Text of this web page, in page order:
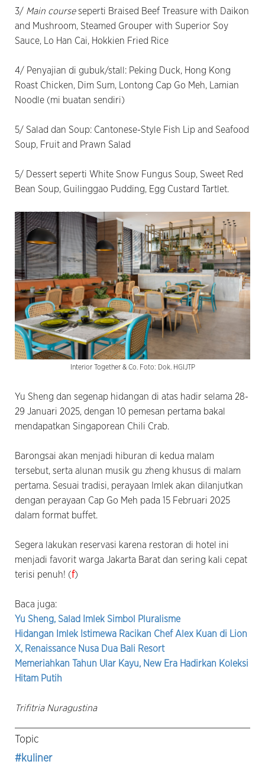
3/ Main courseseperti Braised Beef Treasure with Daikon
and Mushroom, Steamed Grouper with Superior Soy
Sauce, Lo Han Cai, Hokkien Fried Rice
4/ Penyajian di gubuk/stall: Peking Duck, Hong Kong
Roast Chicken, Dim Sum, Lontong Cap Go Meh, Lamian
Noodle (mi buatan sendiri)
5/ Salad dan Soup: Cantonese-Style Fish Lip and Seafood
Soup, Fruit and Prawn Salad
5/ Dessert seperti White Snow Fungus Soup, Sweet Red
Bean Soup, Guilinggao Pudding, Egg Custard Tartlet.
Interior Together & Co. Foto: Dok. HGIJTP
Yu Sheng dan segenap hidangan di atas hadir selama 28-
29 Januari 2025, dengan 10 pemesan pertama bakal
mendapatkan Singaporean Chili Crab.
Barongsai akan menjadi hiburan di kedua malam
tersebut, serta alunan musik gu zheng khusus di malam
pertama. Sesuai tradisi, perayaan Imlek akan dilanjutkan
dengan perayaan Cap Go Meh pada 15 Februari 2025
dalam format buffet.
Segera lakukan reservasi karena restoran di hotel ini
menjadi favorit warga Jakarta Barat dan sering kali cepat
terisi penuh! (f)
Baca juga:
Yu Sheng, Salad Imlek Simbol Pluralisme
Hidangan Imlek Istimewa Racikan Chef Alex Kuan di Lion
X, Renaissance Nusa Dua Bali Resort
Memeriahkan Tahun Ular Kayu, New Era Hadirkan Koleksi
Hitam Putih
Trifitria Nuragustina
Topic
#kuliner